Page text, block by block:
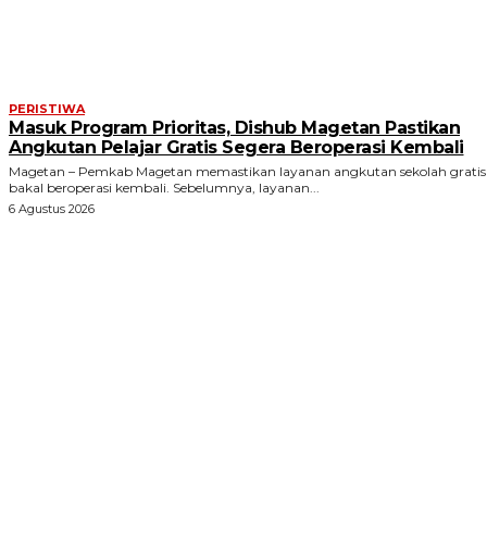
PERISTIWA
Masuk Program Prioritas, Dishub Magetan Pastikan
Angkutan Pelajar Gratis Segera Beroperasi Kembali
Magetan – Pemkab Magetan memastikan layanan angkutan sekolah gratis
bakal beroperasi kembali. Sebelumnya, layanan...
6 Agustus 2026